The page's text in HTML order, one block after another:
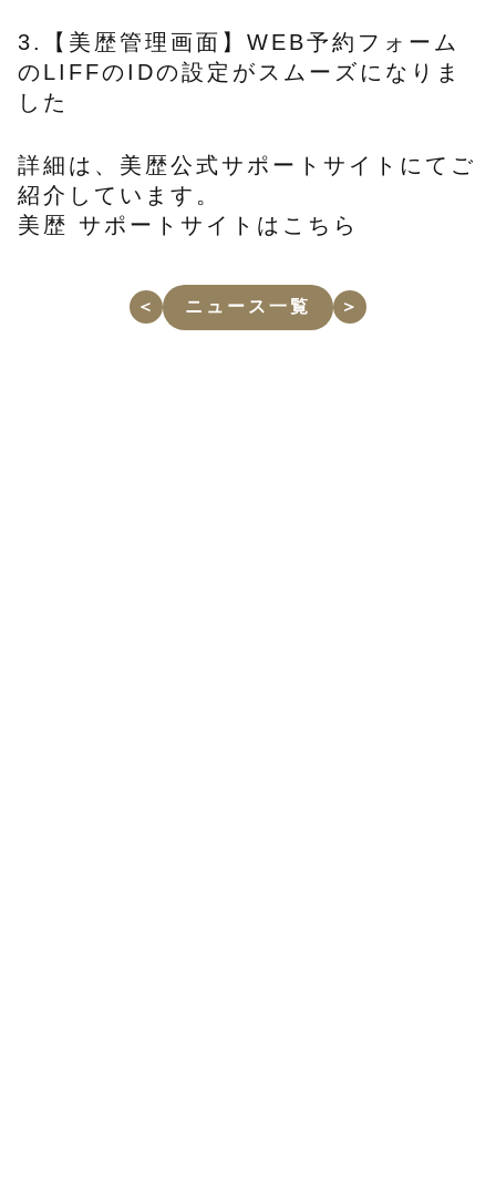
3.【美歴管理画面】WEB予約フォーム
のLIFFのIDの設定がスムーズになりま
した
詳細は、美歴公式サポートサイトにてご
紹介しています。
美歴 サポートサイトは こちら
＜ ニュース一覧 ＞